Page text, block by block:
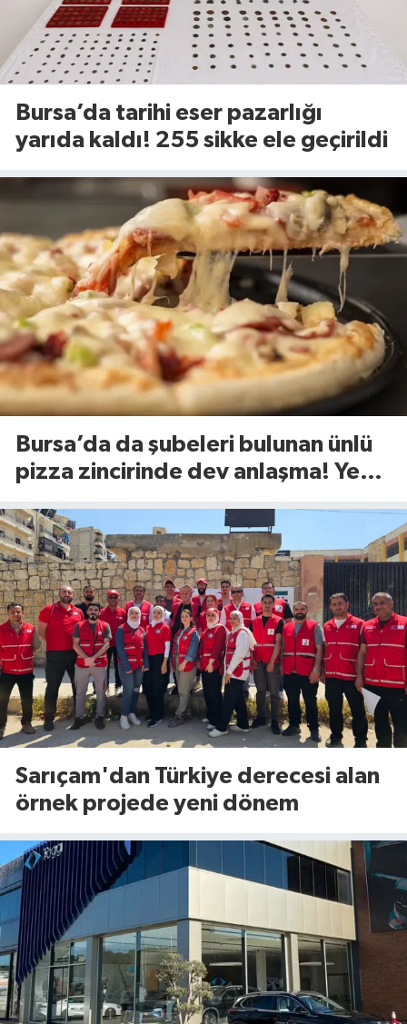
Bursa’da tarihi eser pazarlığı
yarıda kaldı! 255 sikke ele geçirildi
Bursa’da da şubeleri bulunan ünlü
pizza zincirinde dev anlaşma! Yeni
Sarıçam'dan Türkiye derecesi alan
örnek projede yeni dönem